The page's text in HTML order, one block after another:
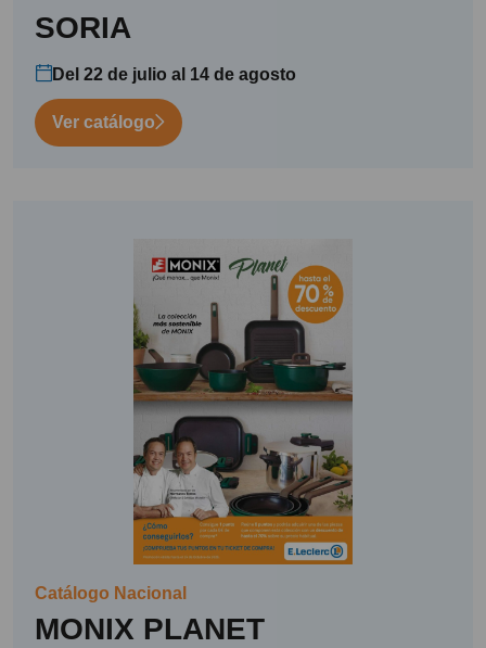
SORIA
Del 22 de julio al 14 de agosto
Ver catálogo
Catálogo Nacional
MONIX PLANET